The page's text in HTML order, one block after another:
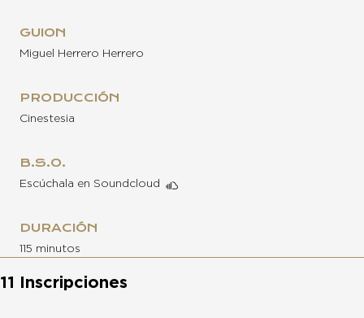
GUION
Miguel Herrero Herrero
PRODUCCIÓN
Cinestesia
B.S.O.
Escúchala en Soundcloud
DURACIÓN
115 minutos
11 Inscripciones